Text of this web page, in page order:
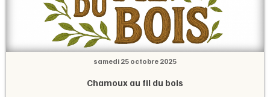
samedi 25 octobre 2025
Chamoux au fil du bois